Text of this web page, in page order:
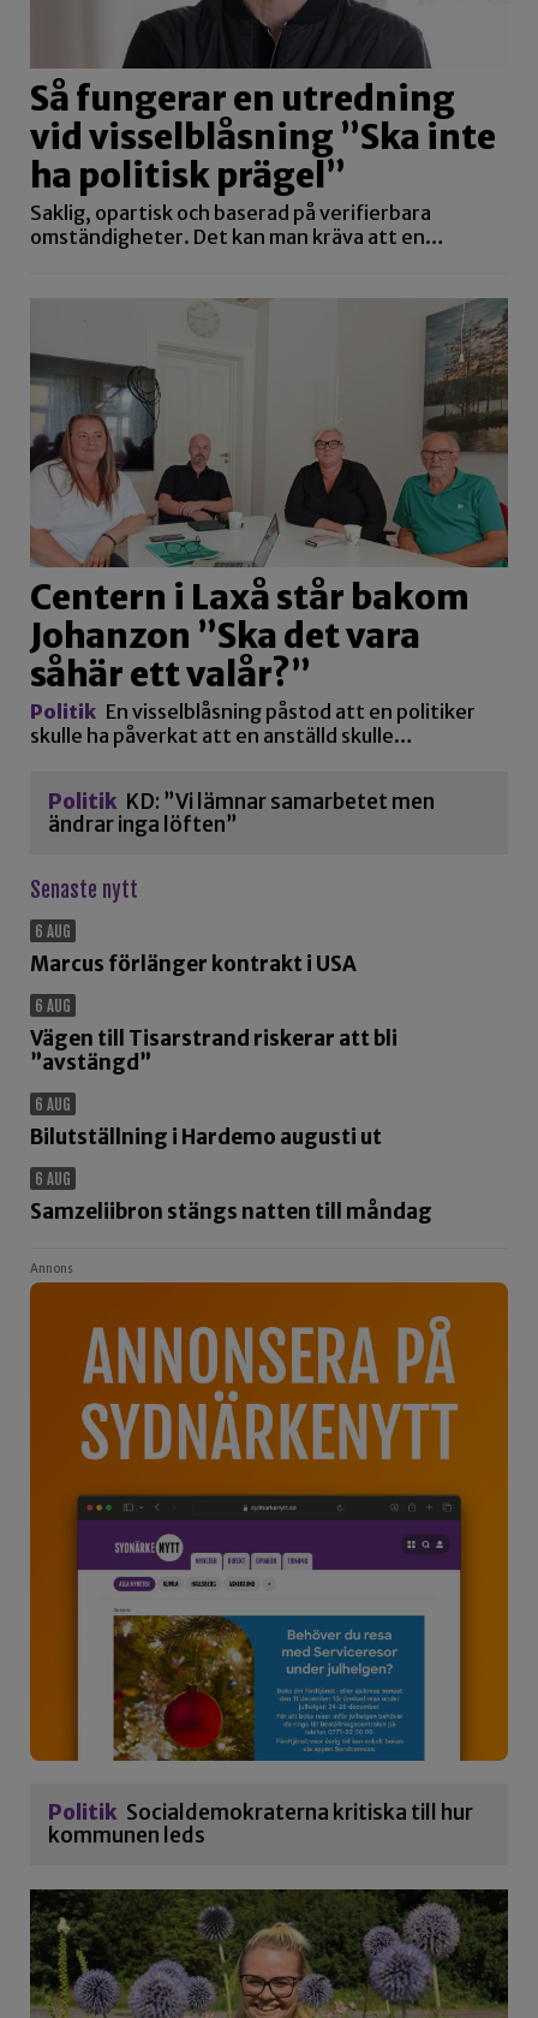
Så fungerar en utredning
vid visselblåsning ”Ska inte
ha politisk prägel”
Saklig, opartisk och baserad på verifierbara
omständigheter. Det kan man kräva att en…
Centern i Laxå står bakom
Johanzon ”Ska det vara
såhär ett valår?”
Politik En visselblåsning påstod att en politiker
skulle ha påverkat att en anställd skulle…
Politik KD: ”Vi lämnar samarbetet men
ändrar inga löften”
Senaste nytt
6 AUG
Marcus förlänger kontrakt i USA
6 AUG
Vägen till Tisarstrand riskerar att bli
”avstängd”
6 AUG
Bilutställning i Hardemo augusti ut
6 AUG
Samzeliibron stängs natten till måndag
Annons
Politik Socialdemokraterna kritiska till hur
kommunen leds